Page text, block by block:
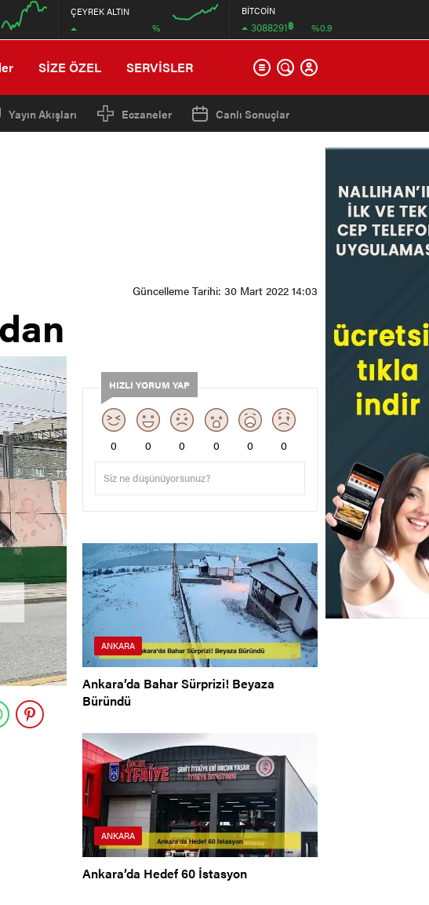
ÇEYREK ALTIN
%
BİTCOİN
3088291฿ %0.9
SİZE ÖZEL SERVİSLER
Yayın Akışları Eczaneler Canlı Sonuçlar
Güncelleme Tarihi: 30 Mart 2022 14:03
HIZLI YORUM YAP
0 0 0 0 0 0
ANKARA
Ankara’da Bahar Sürprizi! Beyaza
Büründü
ANKARA
Ankara’da Hedef 60 İstasyon